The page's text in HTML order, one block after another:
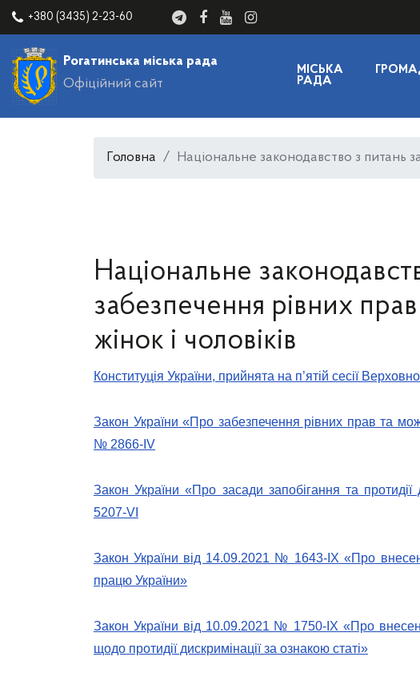
+380 (3435) 2-23-60
Рогатинська міська рада
Офіційний сайт
МІСЬКА
РАДА
Головна Національне законодавство з питань
Національне
забезпечення рівних
жінок і чоловіків
Конституція України, прийнята на п’ятій сесії
Закон України «Про забезпечення рівних прав та
№ 2866-IV
Закон України «Про засади запобігання та
5207-VI
Закон України від 14.09.2021 № 1643-IX «Про
працю України»
Закон України від 10.09.2021 № 1750-ІХ «Про
щодо протидії дискримінації за ознакою статі»